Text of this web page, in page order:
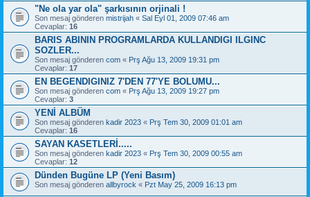
"Ne ola yar ola" şarkısının orjinali !
Son mesaj gönderen mistrijah « Sal Eyl 01, 2009 07:46 am
Cevaplar: 16
BARIS ABININ PROGRAMLARDA KULLANDIGI ILGINC
SOZLER...
Son mesaj gönderen com « Prş Ağu 13, 2009 19:31 pm
Cevaplar: 17
EN BEGENDIGINIZ 7'DEN 77'YE BOLUMU...
Son mesaj gönderen com « Prş Ağu 13, 2009 19:27 pm
Cevaplar: 3
YENİ ALBÜM
Son mesaj gönderen kadir 2023 « Prş Tem 30, 2009 01:01 am
Cevaplar: 16
SAYAN KASETLERİ.....
Son mesaj gönderen kadir 2023 « Prş Tem 30, 2009 00:55 am
Cevaplar: 12
Dünden Bugüne LP (Yeni Basım)
Son mesaj gönderen allbyrock « Pzt May 25, 2009 16:13 pm